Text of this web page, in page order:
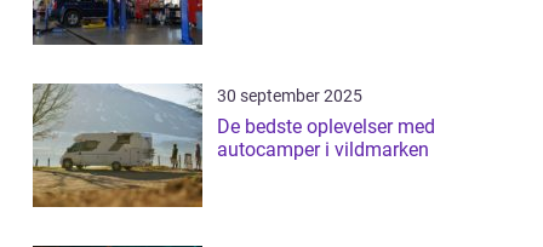
30 september 2025
De bedste oplevelser med
autocamper i vildmarken